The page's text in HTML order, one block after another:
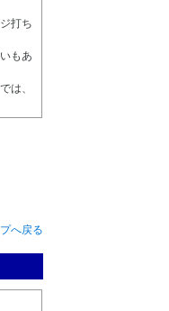
打ち
もあ
は、
へ戻る